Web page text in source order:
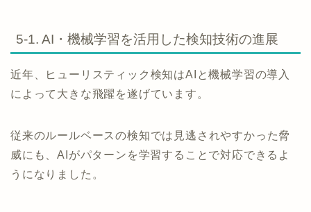
5-1. AI・機械学習を活用した検知技術の進展
近年、ヒューリスティック検知はAIと機械学習の導入
によって大きな飛躍を遂げています。
従来のルールベースの検知では見逃されやすかった脅
威にも、AIがパターンを学習することで対応できるよ
うになりました。